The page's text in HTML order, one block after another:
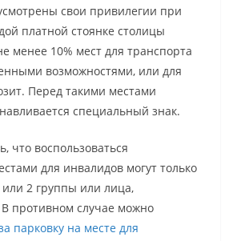
свои привилегии при
платной стоянке столицы
менее 10% мест для транспорта
возможностями, или для
Перед такими местами
специальный знак.
что воспользоваться
для инвалидов могут только
2 группы или лица,
противном случае можно
парковку на месте для